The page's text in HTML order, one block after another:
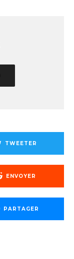
TWEETER
ENVOYER
PARTAGER